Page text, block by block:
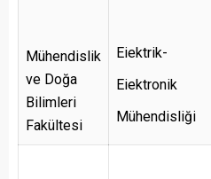
Mühendislik
ve Doğa
Bilimleri
Fakültesi
Eiektrik-
Eiektronik
Mühendisliği